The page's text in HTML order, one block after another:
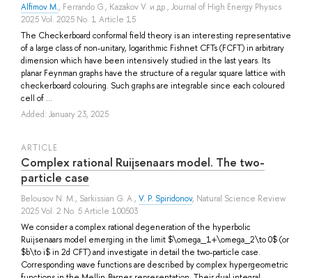
Alfimov M., Ferrando G., Kazakov V. и др., Journal of High Energy Physics
2025 Vol. 2025 No. 1 Article 15
The Checkerboard conformal field theory is an interesting representative
of a large class of non-unitary, logarithmic Fishnet CFTs (FCFT) in arbitrary
dimension which have been intensively studied in the last years. Its
planar Feynman graphs have the structure of a regular square lattice with
checkerboard colouring. Such graphs are integrable since each coloured
cell of ...
Added: January 23, 2025
ARTICLE
Complex rational Ruijsenaars model. The two-
particle case
Belousov N. M., Sarkissian G. A., V. P. Spiridonov, Natural Science Review
2025 Vol. 2 No. 5 Article 100503
We consider a complex rational degeneration of the hyperbolic
Ruijsenaars model emerging in the limit $\omega_1+\omega_2\to 0$ (or
$b\to i$ in 2d CFT) and investigate in detail the two-particle case.
Corresponding wave functions are described by complex hypergeometric